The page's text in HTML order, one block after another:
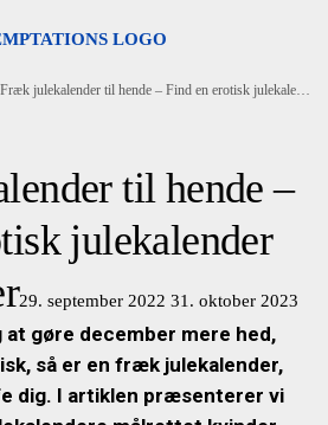
Fræk julekalender til hende – Find en erotisk julekalender til hende her
til hende –
julekalender
29. september 2022 31. oktober 2023
gøre december mere hed,
så er en fræk julekalender,
dig. I artiklen præsenterer vi